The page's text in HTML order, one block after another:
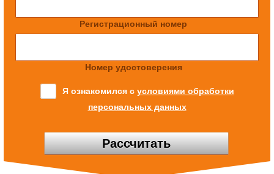
Регистрационный номер
Номер удостоверения
Я ознакомился с условиями обработки
персональных данных
Рассчитать